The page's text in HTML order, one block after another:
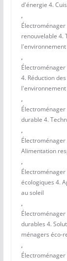
d'énergie 4.
,
renouvelable 4.
l'environnement
,
4. Réduction
l'environnement
,
durable 4.
,
Électroménager
Alimentation
,
écologiques 4.
au soleil
,
durables 4.
ménagers éco-
,
Électroménager